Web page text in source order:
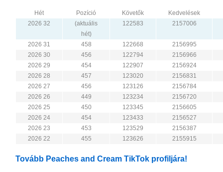
Hét Pozíció Követők
Kedvelések
2026 32
(aktuális
hét)
122583 2157006
2026 31 458 122668
2156995
2026 30
456 122794
2156966
2026 29
454 122907
2156924
2026 28
457 123020
2156831
2026 27
456 123126
2156784
2026 26
449 123234
2156720
2026 25
450 123345
2156605
2026 24
454 123433
2156527
2026 23
453 123529
2156387
2026 22
455 123626 2155915
Tovább Peaches and Cream TikTok profiljára!